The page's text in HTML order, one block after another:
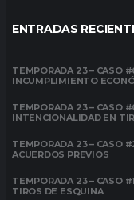
ENTRADAS
TEMPORADA 23 – CASO
INCUMPLIMIENTO
TEMPORADA 23 – CASO
INTENCIONALIDAD EN
TEMPORADA 23 – CASO
ACUERDOS PREVIOS
TEMPORADA 23 – CASO
TIROS DE ESQUINA